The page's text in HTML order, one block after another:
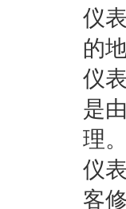
仪
的
仪
是
理
仪
客